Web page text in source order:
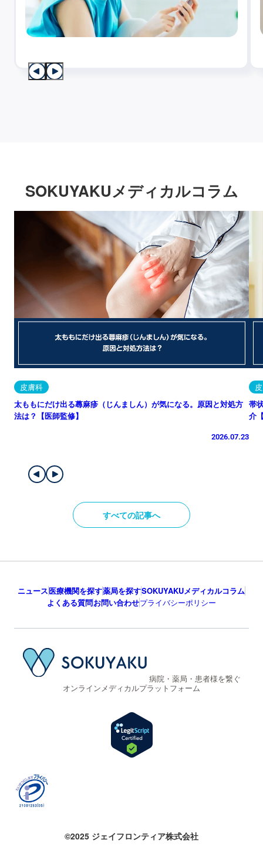
SOKUYAKUメディカルコラム
皮膚科
太ももにだけ出る蕁麻疹（じんましん）が気になる。原因と対処方
法は？【医師監修】
2026.07.23
帯
介
すべての記事へ
ニュース医療機関を探す薬局を探すSOKUYAKUメディカルコラム
よくある質問お問い合わせプライバシーポリシー
病院・薬局・患者様を繋ぐ
オンラインメディカルプラットフォーム
©2025 ジェイフロンティア株式会社